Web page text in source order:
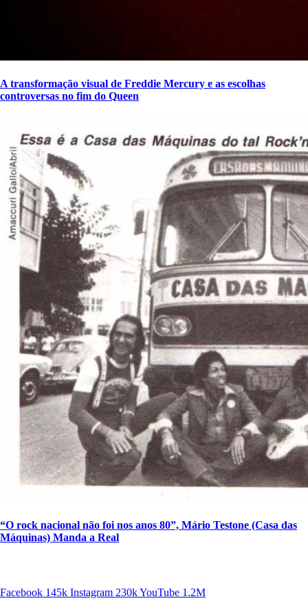
A transformação visual de Freddie Mercury e as escolhas
controversas no fim do Queen
“O rock nacional não foi nos anos 80”, Mário Testone (Casa das
Máquinas) Manda a Real
Facebook 145k Instagram 230kYouTube 1.2M